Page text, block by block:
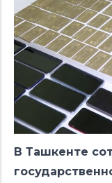
В Ташкенте